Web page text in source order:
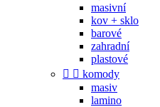
masivní
kov + sklo
barové
zahradní
plastové
  komody
masiv
lamino